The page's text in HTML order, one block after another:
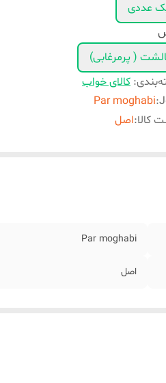
عددی
( پرمرغابی)
: کالای خواب
:
Par moghabi
کالا:اصل
Par moghabi
اصل